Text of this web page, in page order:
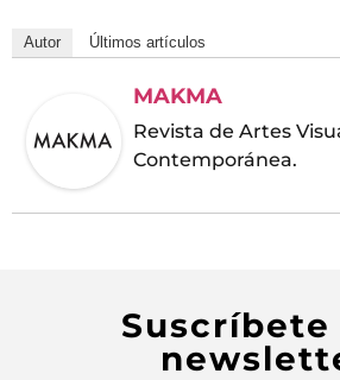
Autor Últimos artículos
MAKMA
Revista de Artes
Contemporánea.
Suscríbete